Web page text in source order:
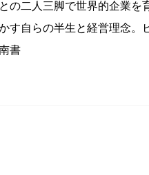
の二人三脚で世界的企業を
す自らの半生と経営理念。
書